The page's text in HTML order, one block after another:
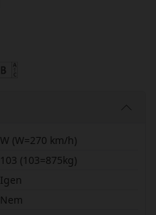
W (W=270 km/h)
103 (103=875kg)
Igen
Nem